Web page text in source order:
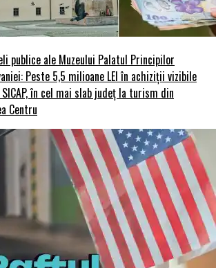
publice ale Muzeului Palatul Principilor
Peste 5,5 milioane LEI în achiziții vizibile
în cel mai slab județ la turism din
Centru